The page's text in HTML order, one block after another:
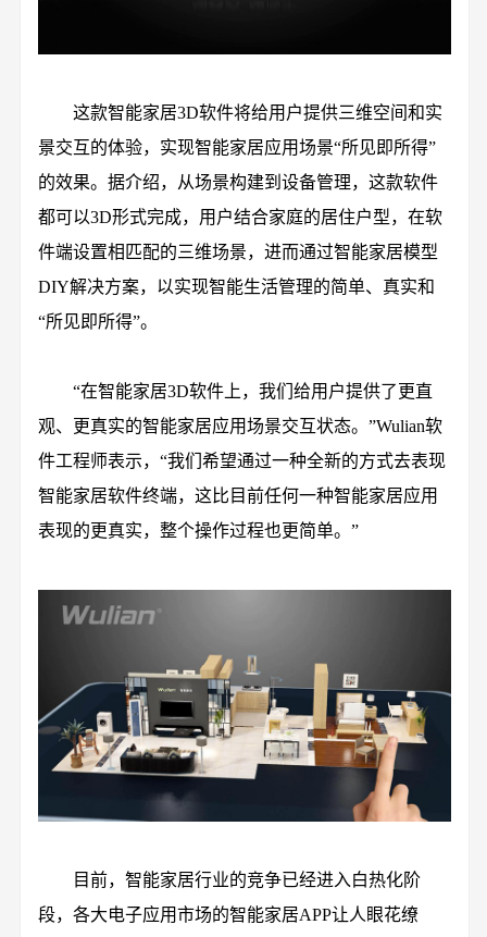
这款智能家居3D软件将给用户提供三维空间和实
景交互的体验，实现智能家居应用场景“所见即所得”
的效果。据介绍，从场景构建到设备管理，这款软件
都可以3D形式完成，用户结合家庭的居住户型，在软
件端设置相匹配的三维场景，进而通过智能家居模型
DIY解决方案，以实现智能生活管理的简单、真实和
“所见即所得”。
“在智能家居3D软件上，我们给用户提供了更直
观、更真实的智能家居应用场景交互状态。”Wulian软
件工程师表示，“我们希望通过一种全新的方式去表现
智能家居软件终端，这比目前任何一种智能家居应用
表现的更真实，整个操作过程也更简单。”
目前，智能家居行业的竞争已经进入白热化阶
段，各大电子应用市场的智能家居APP让人眼花缭